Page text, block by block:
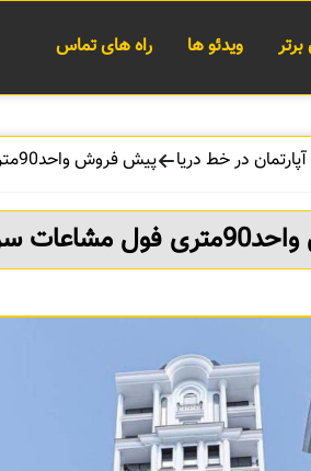
ویدئو ها راه های تماس
در خط دریا پیش فروش واحد90متری فول مشاعات سرخرود
سرخرود